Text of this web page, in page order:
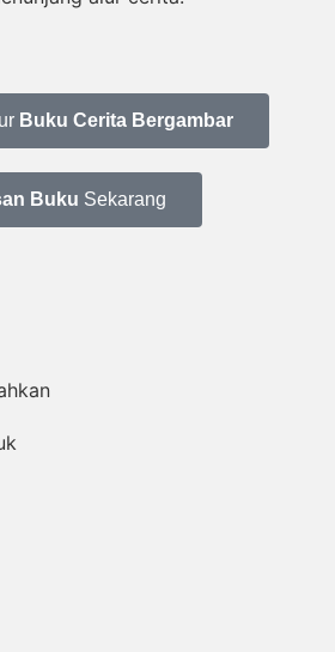
Buku Cerita Bergambar
Buku Sekarang